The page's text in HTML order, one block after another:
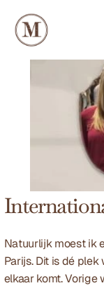
Natuurlijk moest ik
Parijs. Dit is dé
elkaar komt.